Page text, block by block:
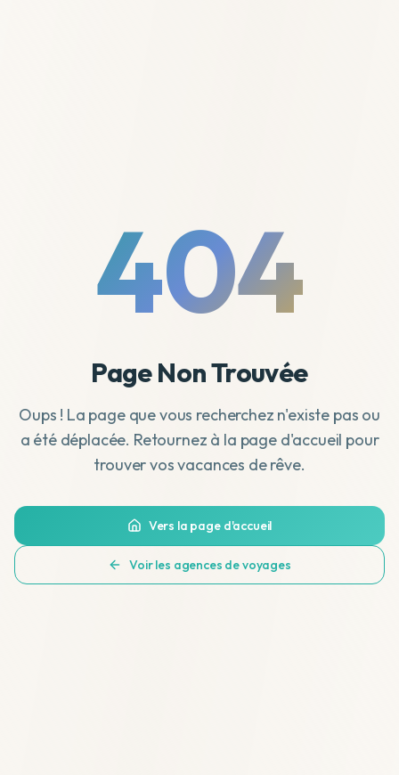
404
Page Non Trouvée
Oups ! La page que vous recherchez n'existe pas ou
a été déplacée. Retournez à la page d'accueil pour
trouver vos vacances de rêve.
Vers la page d'accueil
Voir les agences de voyages